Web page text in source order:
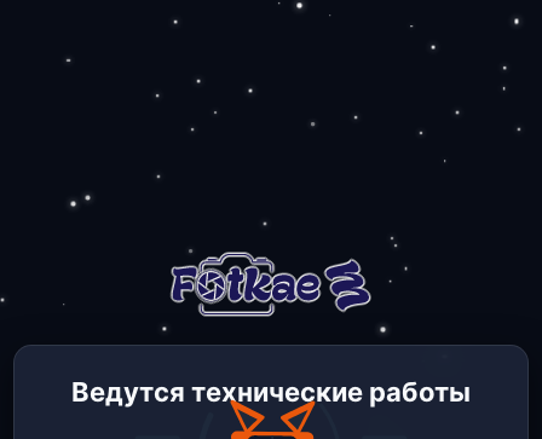
Ведутся технические работы